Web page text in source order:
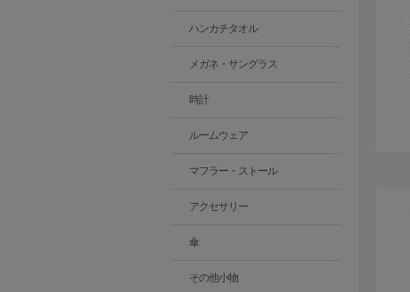
ハンカチタオル
メガネ・サングラス
時計
ルームウェア
マフラー・ストール
アクセサリー
傘
その他小物